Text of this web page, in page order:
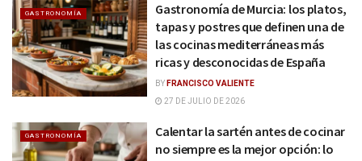
GASTRONOMÍA
Gastronomía de Murcia: los platos,
tapas y postres que definen una de
las cocinas mediterráneas más
ricas y desconocidas de España
BY FRANCISCO VALIENTE
27 DE JULIO DE 2026
GASTRONOMÍA
Calentar la sartén antes de cocinar
no siempre es la mejor opción: lo